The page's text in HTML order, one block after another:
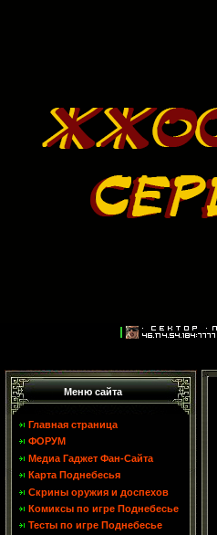
Меню сайта
Главная страница
ФОРУМ
Медиа Гаджет Фан-Сайта
Карта Поднебесья
Скрины оружия и доспехов
Комиксы по игре Поднебесье
Тесты по игре Поднебесье